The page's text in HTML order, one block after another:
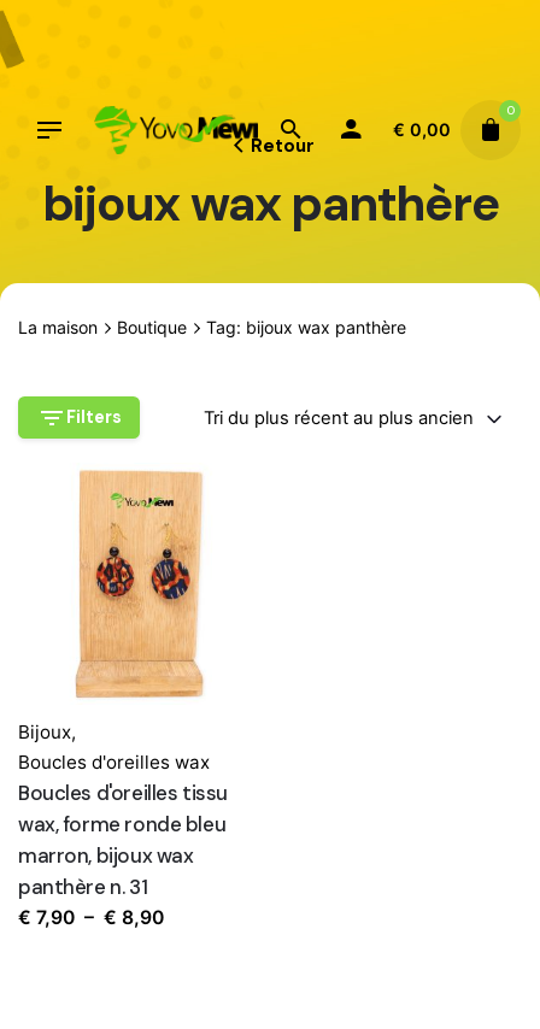
Aller
au
contenu
€ 0,00
0
Retour
bijoux wax panthère
La maison Boutique Tag: bijoux wax panthère
Filters Tri du plus récent au plus ancien
Bijoux,
Boucles d'oreilles wax
Boucles d'oreilles tissu
wax, forme ronde bleu
marron, bijoux wax
panthère n. 31
€ 7,90 – € 8,90Plage